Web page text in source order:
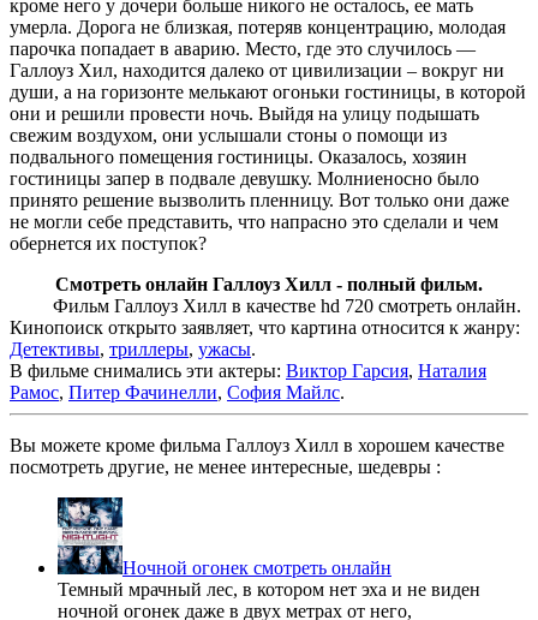
кроме него у дочери больше никого не осталось, ее мать
умерла. Дорога не близкая, потеряв концентрацию, молодая
парочка попадает в аварию. Место, где это случилось —
Галлоуз Хил, находится далеко от цивилизации – вокруг ни
души, а на горизонте мелькают огоньки гостиницы, в которой
они и решили провести ночь. Выйдя на улицу подышать
свежим воздухом, они услышали стоны о помощи из
подвального помещения гостиницы. Оказалось, хозяин
гостиницы запер в подвале девушку. Молниеносно было
принято решение вызволить пленницу. Вот только они даже
не могли себе представить, что напрасно это сделали и чем
обернется их поступок?
Смотреть онлайн Галлоуз Хилл - полный фильм.
Фильм Галлоуз Хилл в качестве hd 720 смотреть онлайн.
Кинопоиск открыто заявляет, что картина относится к жанру:
Детективы, триллеры, ужасы.
В фильме снимались эти актеры: Виктор Гарсия, Наталия
Рамос, Питер Фачинелли, София Майлс.
Вы можете кроме фильма Галлоуз Хилл в хорошем качестве
посмотреть другие, не менее интересные, шедевры :
Ночной огонек смотреть онлайн
Темный мрачный лес, в котором нет эха и не виден
ночной огонек даже в двух метрах от него,